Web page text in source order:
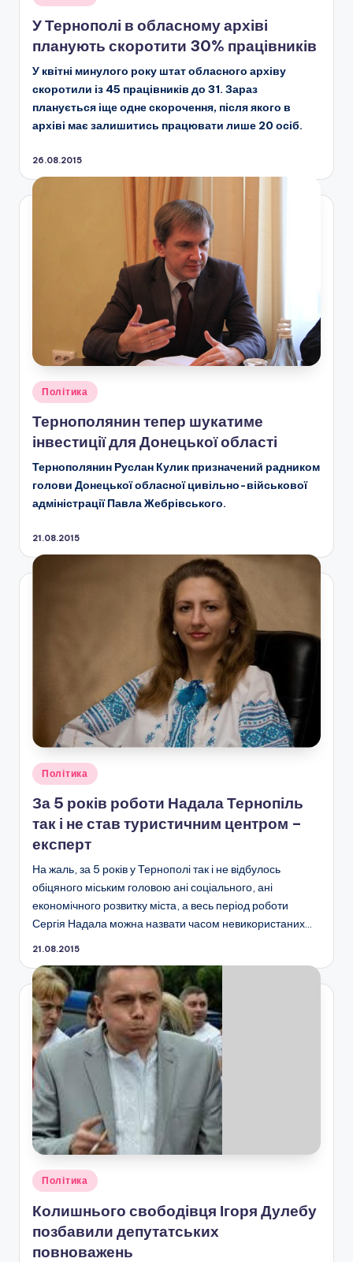
У Тернополі в обласному архіві
планують скоротити 30% працівників
У квітні минулого року штат обласного архіву
скоротили із 45 працівників до 31. Зараз
планується іще одне скорочення, після якого в
архіві має залишитись працювати лише 20 осіб.
26.08.2015
Опубліковано
Політика
Тернополянин тепер шукатиме
інвестиції для Донецької області
Тернополянин Руслан Кулик призначений радником
голови Донецької обласної цивільно-військової
адміністрації Павла Жебрівського.
21.08.2015
Опубліковано
Політика
За 5 років роботи Надала Тернопіль
так і не став туристичним центром –
експерт
На жаль, за 5 років у Тернополі так і не відбулось
обіцяного міським головою ані соціального, ані
економічного розвитку міста, а весь період роботи
Сергія Надала можна назвати часом невикористаних…
21.08.2015
Опубліковано
Політика
Колишнього свободівця Ігоря Дулебу
позбавили депутатських
повноважень